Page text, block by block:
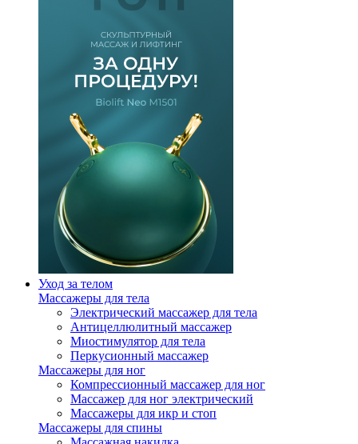
Уход за телом
Массажеры для тела
Электрический массажер для тела
Антицеллюлитный массажер
Миостимулятор для тела
Перкусионный массажер
Массажеры для ног
Компрессионный массажер для ног
Массажер для ног электрический
Массажеры для икр и стоп
Массажеры для спины